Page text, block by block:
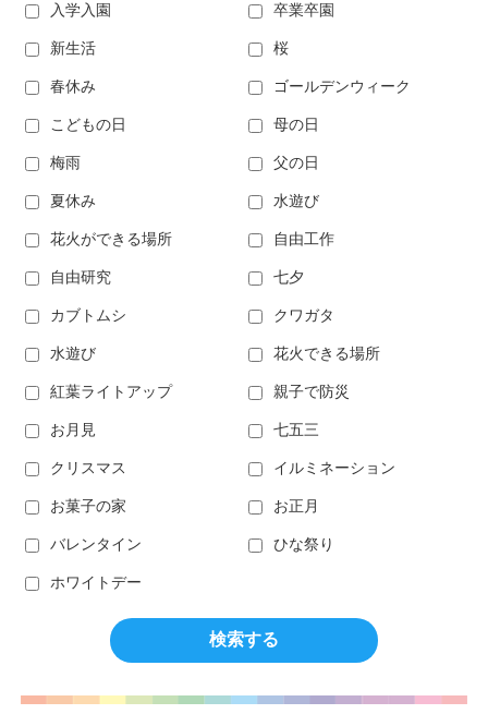
入学入園 卒業卒園
新生活 桜
春休み ゴールデンウィーク
こどもの日 母の日
梅雨 父の日
夏休み 水遊び
花火ができる場所 自由工作
自由研究 七夕
カブトムシ クワガタ
水遊び 花火できる場所
紅葉ライトアップ 親子で防災
お月見 七五三
クリスマス イルミネーション
お菓子の家 お正月
バレンタイン ひな祭り
ホワイトデー